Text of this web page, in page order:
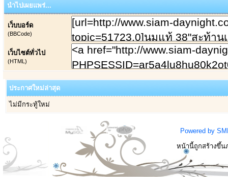
นำไปเผยแพร่...
เว็บบอร์ด
(BBCode)
เว็บไซต์ทั่วไป
(HTML)
ประกาศใหม่ล่าสุด
ไม่มีกระทู้ใหม่
Powered by
หน้านี้ถูกสร้างขึ้น